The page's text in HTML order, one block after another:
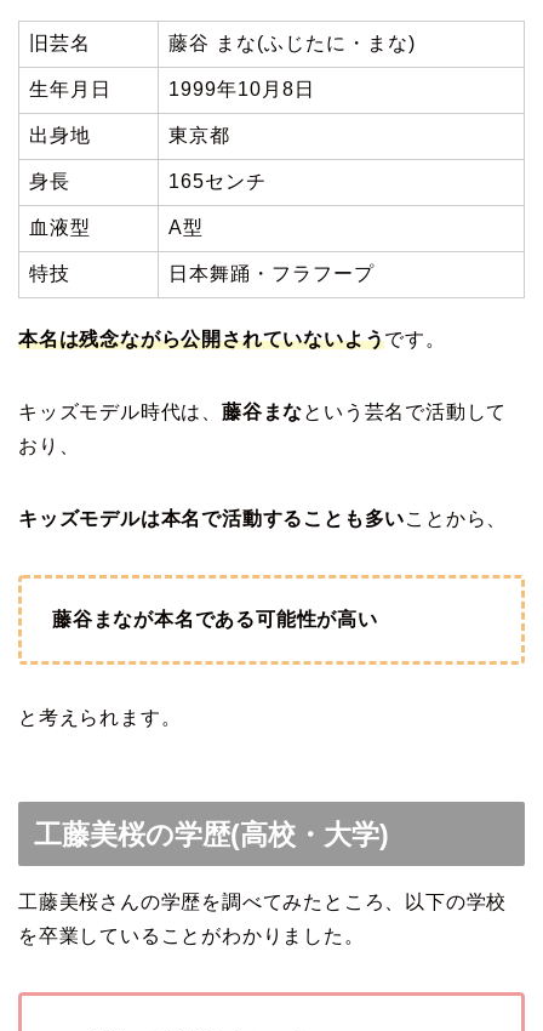
旧芸名 藤谷 まな(ふじたに・まな)
生年月日 1999年10月8日
出身地 東京都
身長 165センチ
血液型 A型
特技 日本舞踊・フラフープ
本名は残念ながら公開されていないようです。
キッズモデル時代は、 藤谷まなという芸名で活動して
おり、
キッズモデルは本名で活動することも多いことから、
藤谷まなが本名である可能性が高い
と考えられます。
工藤美桜の学歴(高校・大学)
工藤美桜さんの学歴を調べてみたところ、以下の学校
を卒業していることがわかりました。